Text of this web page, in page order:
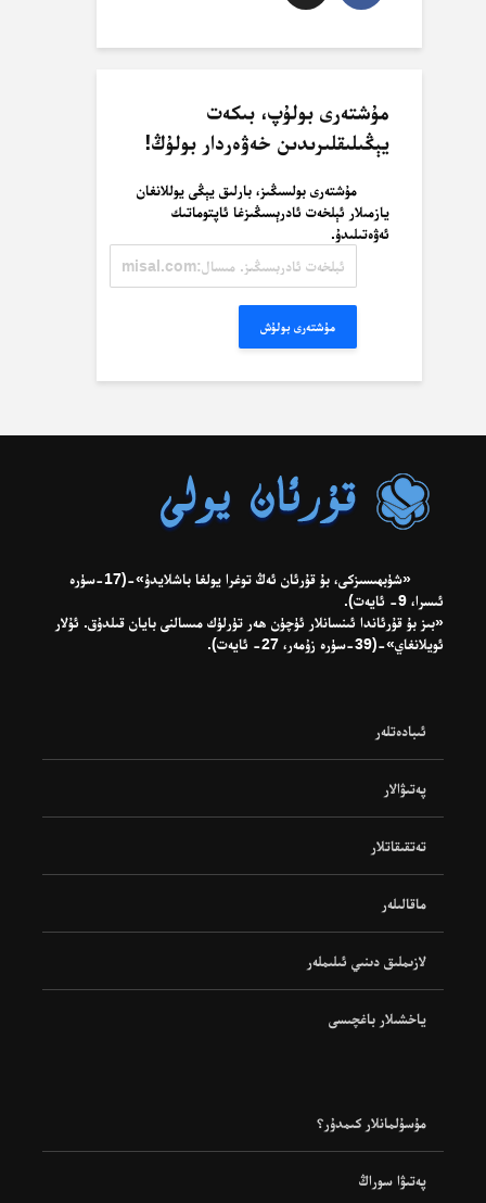
مۇشتەرى بولۇپ، بىكەت
يېڭىلىقلىرىدىن خەۋەردار بولۇڭ!
مۇشتەرى بولسىڭىز، بارلىق يېڭى يوللانغان
يازمىلار ئېلخەت ئادرېسىڭىزغا ئاپتوماتىك
ئەۋەتىلىدۇ.
ئادرېسىڭىز.
مۇشتەرى بولۇش
«شۈبھىسىزكى، بۇ قۇرئان ئەڭ توغرا يولغا باشلايدۇ»-(17-سۈرە
ئىسرا، 9- ئايەت).
«بىز بۇ قۇرئاندا ئىنسانلار ئۈچۈن ھەر تۈرلۈك مىسالنى بايان قىلدۇق. ئۇلار
ئويلانغاي»-(39-سۈرە زۇمەر، 27- ئايەت).
ئىبادەتلەر
پەتىۋالار
تەتقىقاتلار
ماقالىلەر
لازىملىق دىنىي ئىلىملەر
ياخشىلار باغچىسى
مۇسۇلمانلار كىمدۇر؟
پەتىۋا سوراڭ